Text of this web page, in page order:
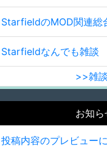
StarfieldのMOD関連総
Starfieldなんでも雑談
>>雑
お知ら
投稿内容のプレビュー